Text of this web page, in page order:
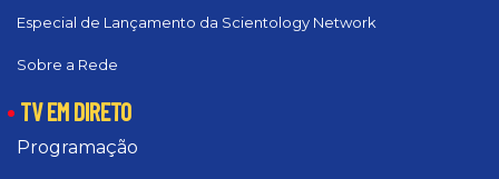
Especial de Lançamento da Scientology Network
Sobre a Rede
TV EM DIRETO
Programação